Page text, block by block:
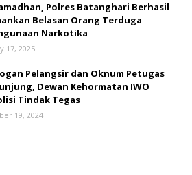
Polres Batanghari Berhasil
Belasan Orang Terduga
Narkotika
17, 2025
Pelangsir dan Oknum Petugas
Dewan Kehormatan IWO
Tindak Tegas
19, 2024